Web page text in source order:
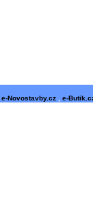
e-Novostavby.cz e-